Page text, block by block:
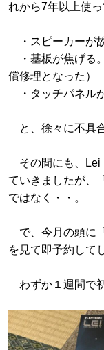
れから7年以上使
・スピーカーが
・基板が焦げる
償修理となった）
・タッチパネル
と、徐々に不具
その間にも、Lei
ていきましたが、
ではなく・・。
で、今月の頭に
を見て即予約して
わずか１週間で